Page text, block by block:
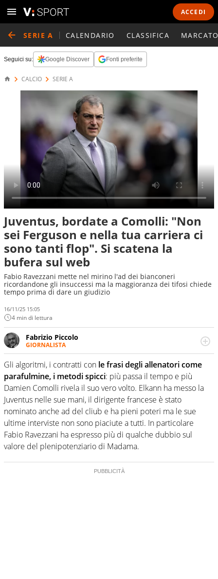
ACCEDI
SERIE A CALENDARIO CLASSIFICA
Seguici su: Google Discover Fonti preferite
CALCIO SERIE A
Juventus, bordate a Comolli: "Non
sei Ferguson e nella tua carriera ci
sono tanti flop". Si scatena la
bufera sul web
Fabio Ravezzani mette nel mirino l'ad dei bianconeri
ricordandone gli insuccessi ma la maggioranza dei tifosi chiede
tempo prima di dare un giudizio
16/11/25 15:05
4 min di lettura
Fabrizio Piccolo
GIORNALISTA
Nella sua carriera ha seguito numerose manifestazioni
sportive e collaborato con agenzie e testate. Esperienza,
competenza, conoscenza e memoria storica. Si occupa
prevalentemente di calcio
Gli algoritmi, i contratti con le frasi degli allenatori come
parafulmine, i metodi spicci: più passa il tempo e più
Damien Comolli rivela il suo vero volto. Elkann ha messo la
Juventus nelle sue mani, il dirigente francese è stato
nominato anche ad del cliub e ha pieni poteri ma le sue
ultime interviste non sono piaciute a tutti. In particolare
Fabio Ravezzani ha espresso più di qualche dubbio sul
valore del plenipotenziario di Madama.